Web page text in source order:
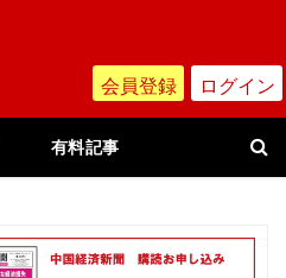
会員登録 ログイン
有料記事